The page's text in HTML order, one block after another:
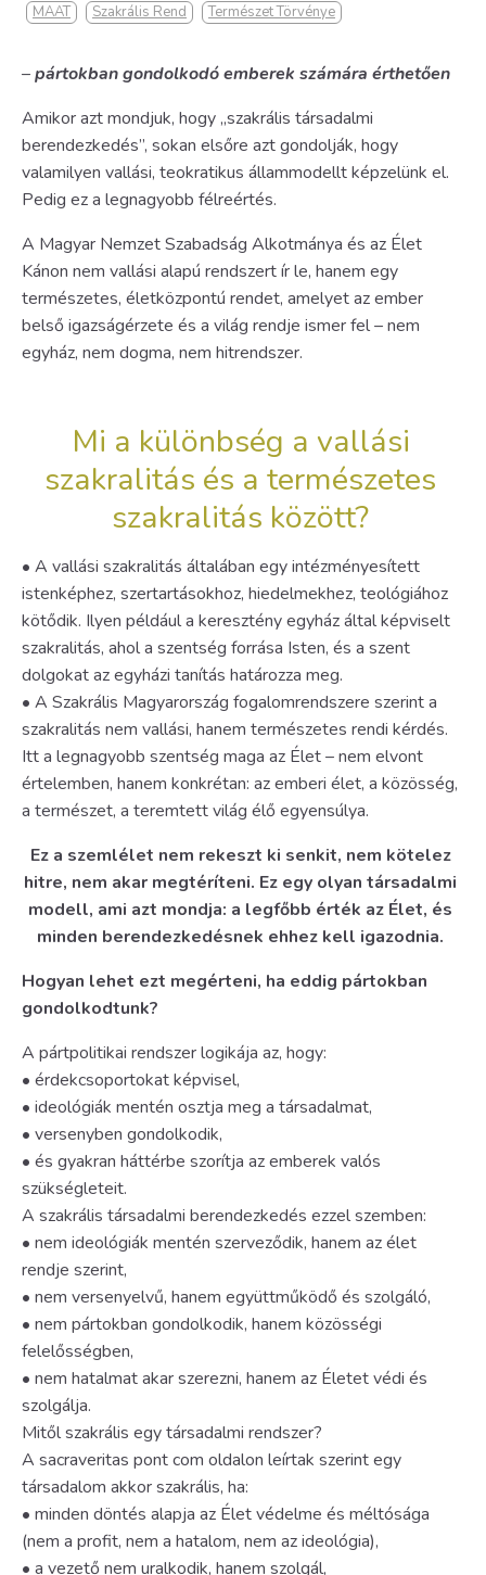
MAAT Szakrális Rend Természet Törvénye
–pártokban gondolkodó emberek számára érthetően
Amikor azt mondjuk, hogy „szakrális társadalmi
berendezkedés”, sokan elsőre azt gondolják, hogy
valamilyen vallási, teokratikus állammodellt képzelünk el.
Pedig ez a legnagyobb félreértés.
A Magyar Nemzet Szabadság Alkotmánya és az Élet
Kánon nem vallási alapú rendszert ír le, hanem egy
természetes, életközpontú rendet, amelyet az ember
belső igazságérzete és a világ rendje ismer fel – nem
egyház, nem dogma, nem hitrendszer.
Mi a különbség a vallási
szakralitás és a természetes
szakralitás között?
• A vallási szakralitás általában egy intézményesített
istenképhez, szertartásokhoz, hiedelmekhez, teológiához
kötődik. Ilyen például a keresztény egyház által képviselt
szakralitás, ahol a szentség forrása Isten, és a szent
dolgokat az egyházi tanítás határozza meg.
• A Szakrális Magyarország fogalomrendszere szerint a
szakralitás nem vallási, hanem természetes rendi kérdés.
Itt a legnagyobb szentség maga az Élet – nem elvont
értelemben, hanem konkrétan: az emberi élet, a közösség,
a természet, a teremtett világ élő egyensúlya.
Ez a szemlélet nem rekeszt ki senkit, nem kötelez
hitre, nem akar megtéríteni. Ez egy olyan társadalmi
modell, ami azt mondja: a legfőbb érték az Élet, és
minden berendezkedésnek ehhez kell igazodnia.
Hogyan lehet ezt megérteni, ha eddig pártokban
gondolkodtunk?
A pártpolitikai rendszer logikája az, hogy:
• érdekcsoportokat képvisel,
• ideológiák mentén osztja meg a társadalmat,
• versenyben gondolkodik,
• és gyakran háttérbe szorítja az emberek valós
szükségleteit.
A szakrális társadalmi berendezkedés ezzel szemben:
• nem ideológiák mentén szerveződik, hanem az élet
rendje szerint,
• nem versenyelvű, hanem együttműködő és szolgáló,
• nem pártokban gondolkodik, hanem közösségi
felelősségben,
• nem hatalmat akar szerezni, hanem az Életet védi és
szolgálja.
Mitől szakrális egy társadalmi rendszer?
A sacraveritas pont com oldalon leírtak szerint egy
társadalom akkor szakrális, ha:
• minden döntés alapja az Élet védelme és méltósága
(nem a profit, nem a hatalom, nem az ideológia),
• a vezető nem uralkodik, hanem szolgál,